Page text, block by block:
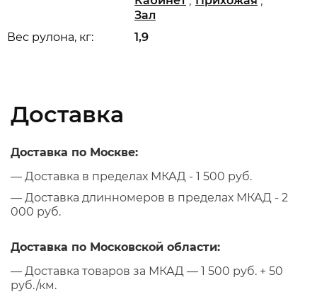
Вес рулона, кг: 1,9
Зал
Доставка
Доставка по Москве:
— Доставка в пределах МКАД - 1 500 руб.
— Доставка длинномеров в пределах МКАД - 2
000 руб.
Доставка по Московской области:
— Доставка товаров за МКАД — 1 500 руб. + 50
руб./км.